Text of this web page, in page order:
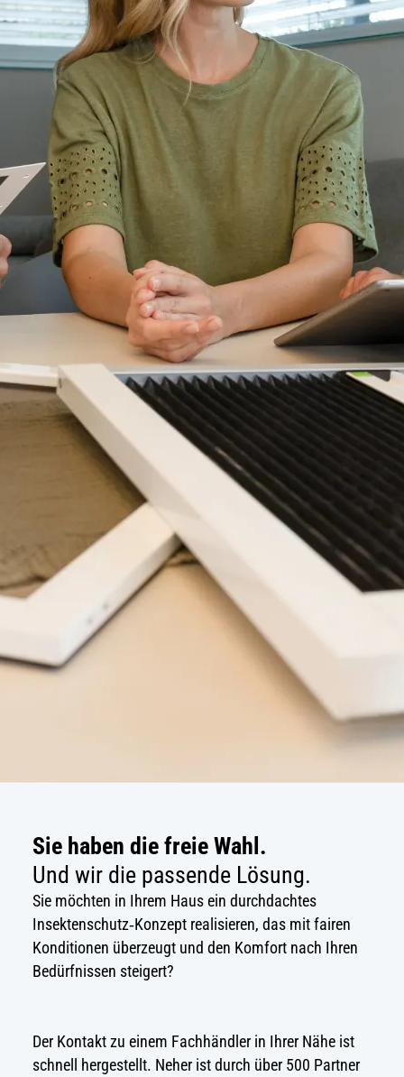
Sie haben die freie Wahl.
Und wir die passende Lösung.
Sie möchten in Ihrem Haus ein durchdachtes
Insektenschutz‑Konzept realisieren, das mit fairen
Konditionen überzeugt und den Komfort nach Ihren
Bedürfnissen steigert?
Der Kontakt zu einem Fachhändler in Ihrer Nähe ist
schnell hergestellt. Neher ist durch über 500 Partner